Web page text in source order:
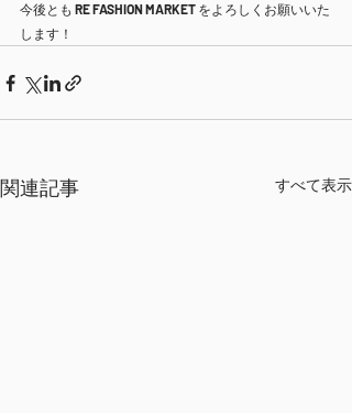
今後とも RE FASHION MARKET をよろしくお願いいた
します！
関連記事 すべて表示